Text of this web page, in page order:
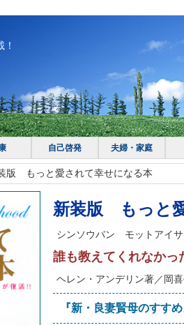
自己啓発 夫婦・家庭
版 もっと愛されて幸せになる本
新装版 もっと
シンソウバン モットアイ
誰も教えてくれなかっ
ヘレン・アンデリン著／岡
『新・良妻賢母のすす